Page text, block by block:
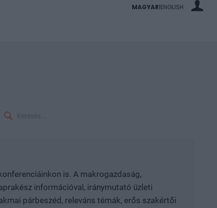
MAGYAR|ENGLISH
is. A makrogazdaság,
információval, iránymutató üzleti
párbeszéd, releváns témák, erős szakértői